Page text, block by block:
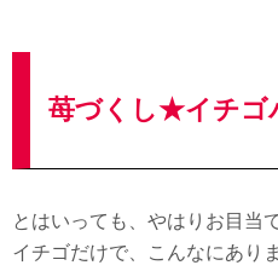
苺づくし★イチゴ
とはいっても、やはりお目当
イチゴだけで、こんなにあり